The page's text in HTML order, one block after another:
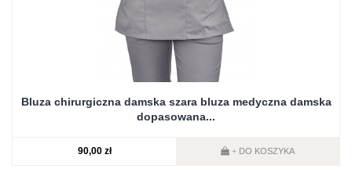
Bluza chirurgiczna damska szara bluza medyczna damska
dopasowana...
90,00 zł + DO KOSZYKA